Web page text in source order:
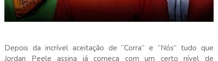
Depois da incrível aceitação de “Corra” e “Nós” tudo que
Jordan Peele assina já começa com um certo nível de